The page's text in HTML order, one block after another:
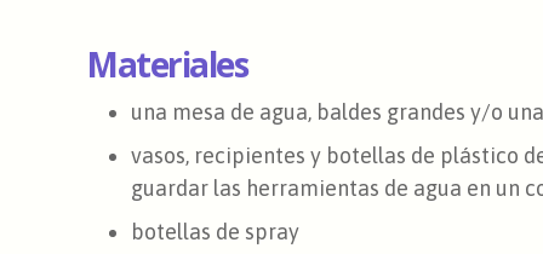
Materiales
una mesa de agua, baldes grandes y/o
vasos, recipientes y botellas de plástico
guardar las herramientas de agua en un
botellas de spray